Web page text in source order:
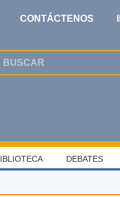
CONTÁCTENOS
DEBATES